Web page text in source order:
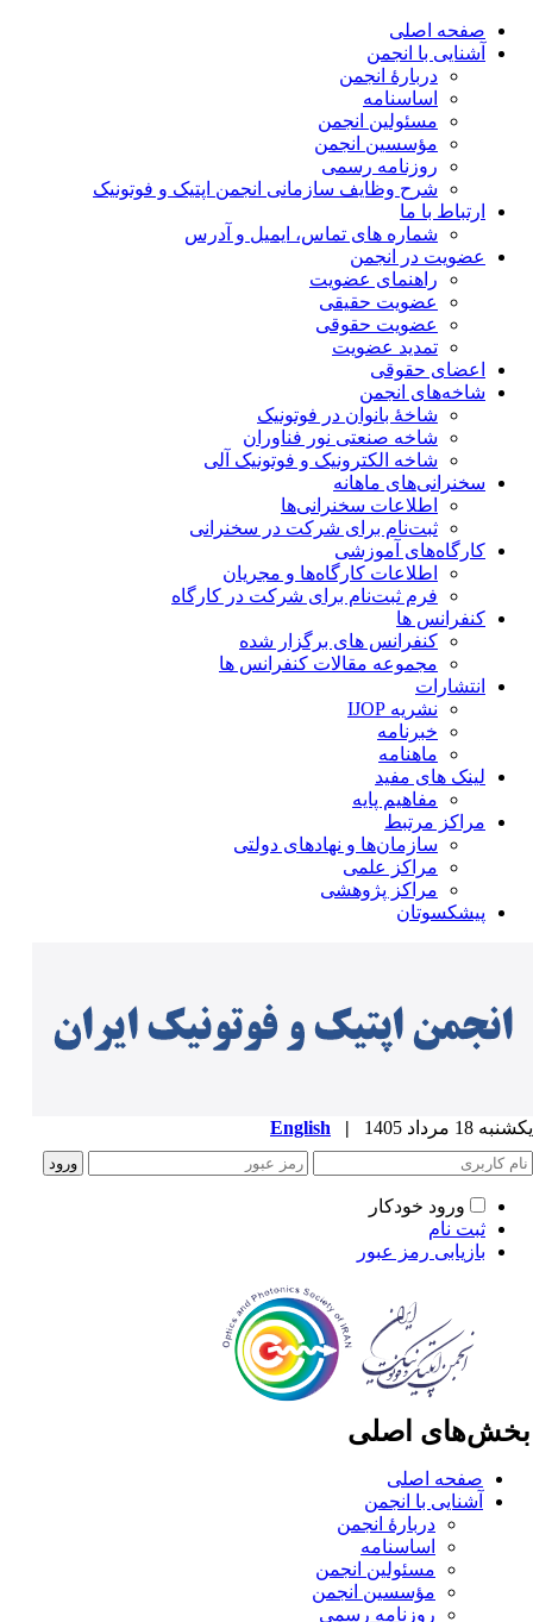
صفحه اصلی
آشنایی با انجمن
دربارۀ انجمن
اساسنامه
مسئولین انجمن
مؤسسین انجمن
روزنامه رسمی
شرح وظایف سازمانی انجمن اپتیک و فوتونیک
ارتباط با ما
شماره های تماس، ایمیل و آدرس
عضویت در انجمن
راهنمای عضویت
عضویت حقیقی
عضویت حقوقی
تمدید عضویت
اعضای حقوقی
شاخه‌های انجمن
شاخۀ بانوان در فوتونیک
شاخه صنعتی نور فناوران
شاخه‌ الکترونیک و فوتونیک آلی
سخنرانی‌های ماهانه
اطلاعات سخنرانی‌‌ها
ثبت‌نام برای شرکت در سخنرانی
کارگاه‌های آموزشی
اطلاعات کارگاه‌ها و مجریان
فرم ثبت‌نام برای شرکت در کارگاه
کنفرانس ها
کنفرانس های برگزار شده
مجموعه مقالات کنفرانس ها
انتشارات
نشریه IJOP
خبرنامه
ماهنامه
لینک های مفید
مفاهیم پایه
مراکز مرتبط
سازمان‌ها و نهادهای دولتی
مراکز علمی
مراکز پژوهشی
پیشکسوتان
18 مرداد 1405 |
English
ورود خودکار
ثبت نام
بازیابی رمز عبور
اصلی
صفحه اصلی
آشنایی با انجمن
دربارۀ انجمن
اساسنامه
مسئولین انجمن
مؤسسین انجمن
روزنامه رسمی